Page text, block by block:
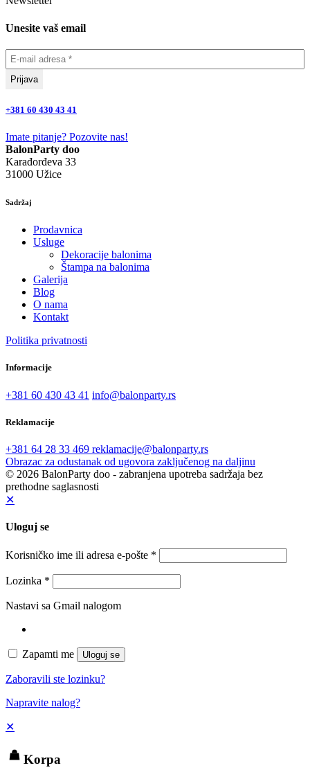
Unesite vaš email
+381 60 430 43 41
Imate pitanje? Pozovite nas!
BalonParty doo
Karađorđeva 33
31000 Užice
Sadržaj
Prodavnica
Usluge
Dekoracije balonima
Štampa na balonima
Galerija
Blog
O nama
Kontakt
Politika privatnosti
Informacije
+381 60 430 43 41 info@balonparty.rs
Reklamacije
+381 64 28 33 469 reklamacije@balonparty.rs
Obrazac za odustanak od ugovora zaključenog na daljinu
© 2026 BalonParty doo - zabranjena upotreba sadržaja bez
prethodne saglasnosti
✕
Uloguj se
Korisničko ime ili adresa e-pošte *
Lozinka *
Nastavi sa Gmail nalogom
Zapamti me Uloguj se
Zaboravili ste lozinku?
Napravite nalog?
✕
Korpa